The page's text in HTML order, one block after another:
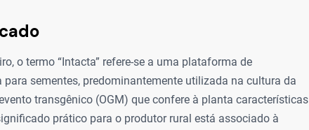
o termo “Intacta” refere-se a uma plataforma de
sementes, predominantemente utilizada na cultura da
transgênico (OGM) que confere à planta características
prático para o produtor rural está associado à